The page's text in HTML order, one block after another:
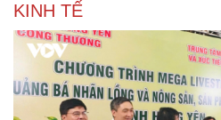
KINH TẾ